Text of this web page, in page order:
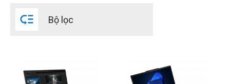
 Bộ lọc